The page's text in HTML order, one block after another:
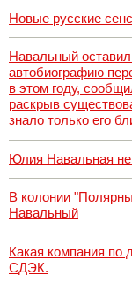
Новые русские
Навальный
автобиографию
в этом году,
раскрыв
знало только его
Юлия Навальная
В колонии
Навальный
Какая компания по
СДЭК.